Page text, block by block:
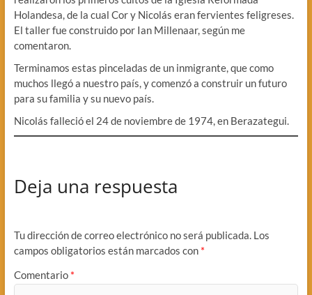
Holandesa, de la cual Cor y Nicolás eran fervientes feligreses.
El taller fue construido por Ian Millenaar, según me
comentaron.
Terminamos estas pinceladas de un inmigrante, que como
muchos llegó a nuestro país, y comenzó a construir un futuro
para su familia y su nuevo país.
Nicolás falleció el 24 de noviembre de 1974, en Berazategui.
Deja una respuesta
Tu dirección de correo electrónico no será publicada. Los
campos obligatorios están marcados con *
Comentario *